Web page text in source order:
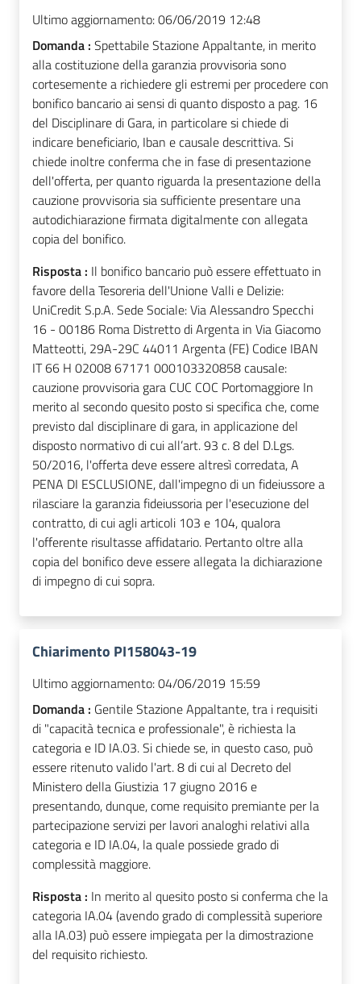
Ultimo aggiornamento:06/06/2019 12:48
Domanda : Spettabile Stazione Appaltante, in merito
alla costituzione della garanzia provvisoria sono
cortesemente a richiedere gli estremi per procedere con
bonifico bancario ai sensi di quanto disposto a pag. 16
del Disciplinare di Gara, in particolare si chiede di
indicare beneficiario, Iban e causale descrittiva. Si
chiede inoltre conferma che in fase di presentazione
dell'offerta, per quanto riguarda la presentazione della
cauzione provvisoria sia sufficiente presentare una
autodichiarazione firmata digitalmente con allegata
copia del bonifico.
Risposta : Il bonifico bancario può essere effettuato in
favore della Tesoreria dell'Unione Valli e Delizie:
UniCredit S.p.A. Sede Sociale: Via Alessandro Specchi
16 - 00186 Roma Distretto di Argenta in Via Giacomo
Matteotti, 29A-29C 44011 Argenta (FE) Codice IBAN
IT 66 H 02008 67171 000103320858 causale:
cauzione provvisoria gara CUC COC Portomaggiore In
merito al secondo quesito posto si specifica che, come
previsto dal disciplinare di gara, in applicazione del
disposto normativo di cui all’art. 93 c. 8 del D.Lgs.
50/2016, l'offerta deve essere altresì corredata, A
PENA DI ESCLUSIONE, dall'impegno di un fideiussore a
rilasciare la garanzia fideiussoria per l'esecuzione del
contratto, di cui agli articoli 103 e 104, qualora
l'offerente risultasse affidatario. Pertanto oltre alla
copia del bonifico deve essere allegata la dichiarazione
di impegno di cui sopra.
Chiarimento PI158043-19
Ultimo aggiornamento:04/06/2019 15:59
Domanda : Gentile Stazione Appaltante, tra i requisiti
di "capacità tecnica e professionale", è richiesta la
categoria e ID IA.03. Si chiede se, in questo caso, può
essere ritenuto valido l'art. 8 di cui al Decreto del
Ministero della Giustizia 17 giugno 2016 e
presentando, dunque, come requisito premiante per la
partecipazione servizi per lavori analoghi relativi alla
categoria e ID IA.04, la quale possiede grado di
complessità maggiore.
Risposta : In merito al quesito posto si conferma che la
categoria IA.04 (avendo grado di complessità superiore
alla IA.03) può essere impiegata per la dimostrazione
del requisito richiesto.